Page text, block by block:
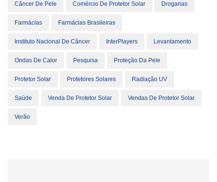
Câncer De Pele Comércio De Protetor Solar Drogarias
Farmácias Farmácias Brasileiras
Instituto Nacional De Câncer InterPlayers Levantamento
Ondas De Calor Pesquisa Proteção Da Pele
Protetor Solar Protetores Solares Radiação UV
Saúde Venda De Protetor Solar Vendas De Protetor Solar
Verão